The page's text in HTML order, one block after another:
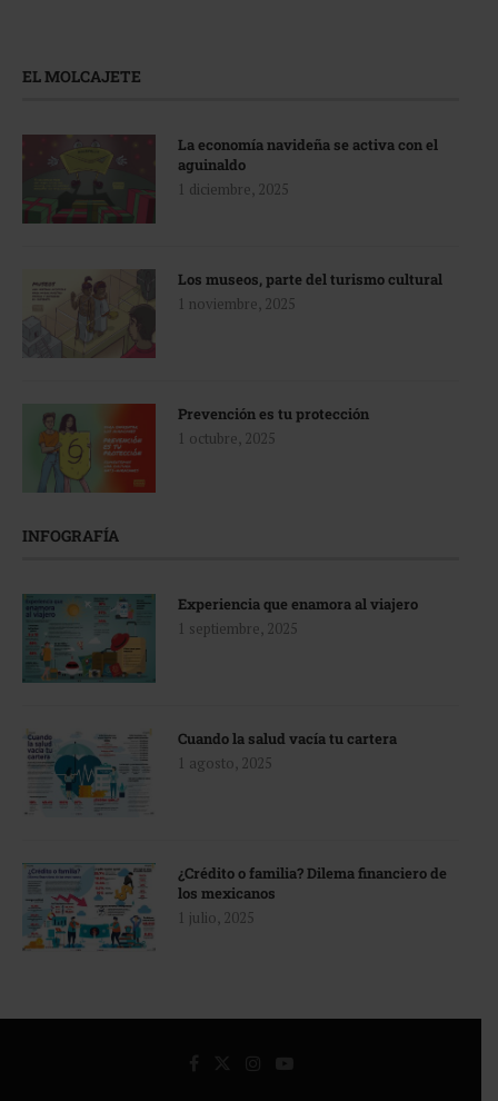
EL MOLCAJETE
La economía navideña se activa con el
aguinaldo
1 diciembre, 2025
Los museos, parte del turismo cultural
1 noviembre, 2025
Prevención es tu protección
1 octubre, 2025
INFOGRAFÍA
Experiencia que enamora al viajero
1 septiembre, 2025
Cuando la salud vacía tu cartera
1 agosto, 2025
¿Crédito o familia? Dilema financiero de
los mexicanos
1 julio, 2025